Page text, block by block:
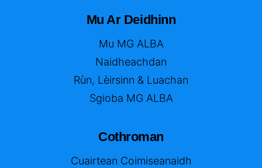
Mu Ar Deidhinn
Mu MG ALBA
Naidheachdan
Rùn, Lèirsinn & Luachan
Sgioba MG ALBA
Cothroman
Cuairtean Coimiseanaidh